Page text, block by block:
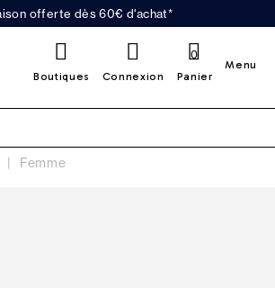
offerte dès 60€ d'achat*
Boutiques Connexion Panier
0
Menu
Femme